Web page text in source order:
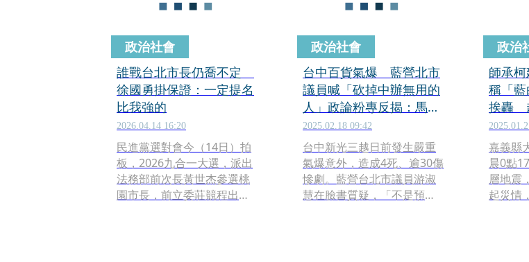
洗、蒸煮後，甲醛會蒸發，
康。」莊競程無奈反問，
「高虹安市長，你認同這樣
的說法嗎？」
40多天，期間仍有18所國小
平常心
政治社會
誰戰台北市長仍喬不定
徐國勇掛保證：一定提名
比我強的
2026.04.14 16:20
民進黨選對會今（14日）拍
板，2026九合一大選，派出
法務部前次長黃世杰參選桃
園市長，前立委莊競程出馬
政治社會
台中百貨氣爆 藍營北市
議員喊「砍掉中辦無用的
人」政論粉專反揭：馬英
九時代就有酬庸
2025.02.18 09:42
台中新光三越日前發生嚴重
氣爆意外，造成4死、逾30傷
慘劇。藍營台北市議員游淑
慧在臉書質疑，「不是預算
政治
師承
稱「藍
挨轟
嘉義縣
晨0點
層地震
起災情